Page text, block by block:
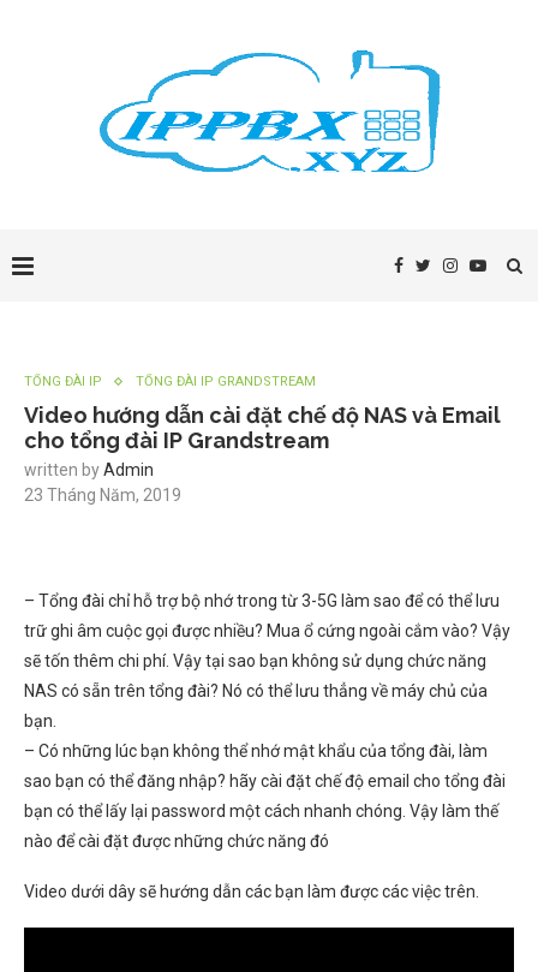
TỔNG ĐÀI IP TỔNG ĐÀI IP GRANDSTREAM
Video hướng dẫn cài đặt chế độ NAS và Email
cho tổng đài IP Grandstream
written byAdmin
23 Tháng Năm, 2019
– Tổng đài chỉ hỗ trợ bộ nhớ trong từ 3-5G làm sao để có thể lưu
trữ ghi âm cuộc gọi được nhiều? Mua ổ cứng ngoài cắm vào? Vậy
sẽ tốn thêm chi phí. Vậy tại sao bạn không sử dụng chức năng
NAS có sẵn trên tổng đài? Nó có thể lưu thẳng về máy chủ của
bạn.
– Có những lúc bạn không thể nhớ mật khẩu của tổng đài, làm
sao bạn có thể đăng nhập? hãy cài đặt chế độ email cho tổng đài
bạn có thể lấy lại password một cách nhanh chóng. Vậy làm thế
nào để cài đặt được những chức năng đó
Video dưới dây sẽ hướng dẫn các bạn làm được các việc trên.